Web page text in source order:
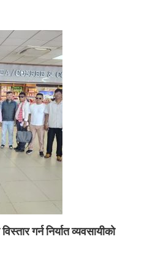
गर्न निर्यात व्यवसायीको